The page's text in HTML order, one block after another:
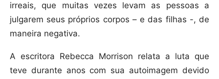
irreais, que muitas vezes levam as pessoas a
julgarem seus próprios corpos – e das filhas -, de
maneira negativa.
A escritora Rebecca Morrison relata a luta que
teve durante anos com sua autoimagem devido